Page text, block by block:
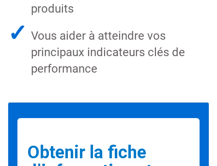
produits
✓ Vous aider à atteindre vos
principaux indicateurs clés de
performance
Obtenir la fiche